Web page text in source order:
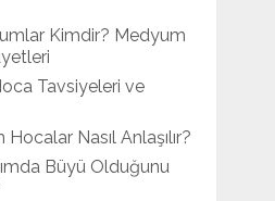
Kimdir? Medyum
Tavsiyeleri ve
Nasıl Anlaşılır?
Büyü Olduğunu